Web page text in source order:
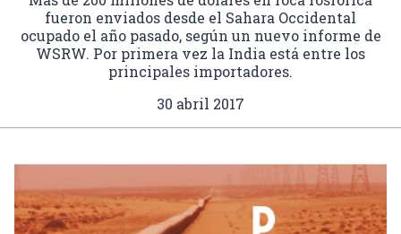
fueron enviados desde el Sahara Occidental
ocupado el año pasado, según un nuevo informe de
WSRW. Por primera vez la India está entre los
principales importadores.
30 abril 2017